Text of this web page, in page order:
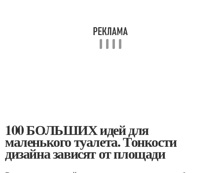
100 БОЛЬШИХ идей для
маленького туалета. Тонкости
дизайна зависят от площади